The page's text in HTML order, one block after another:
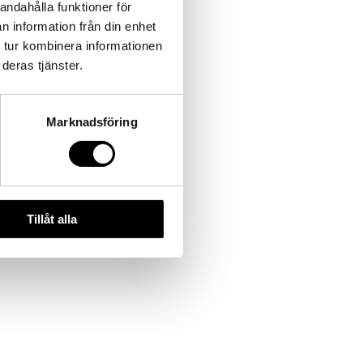
funktioner för
information från din enhet
kombinera informationen
tjänster.
Marknadsföring
Tillåt alla